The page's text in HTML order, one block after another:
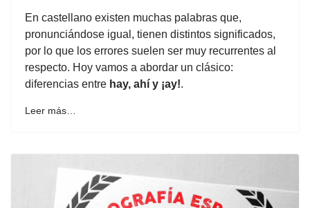
En castellano existen muchas palabras que,
pronunciándose igual, tienen distintos significados,
por lo que los errores suelen ser muy recurrentes al
respecto. Hoy vamos a abordar un clásico:
diferencias entre hay, ahí y ¡ay!.
Leer más…